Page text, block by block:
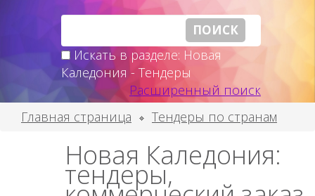
Искать в разделе: Новая
Каледония - Тендеры
Расширенный поиск
Главная страница
Тендеры по странам
Новая Каледония:
тендеры,